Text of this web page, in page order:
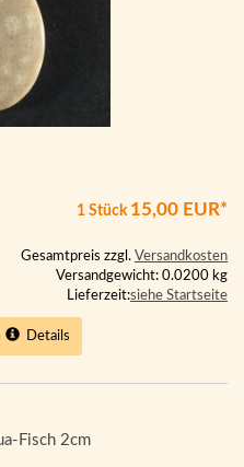
1 Stück 15,00 EUR*
Gesamtpreis zzgl. Versandkosten
Versandgewicht: 0.0200 kg
Lieferzeit:siehe Startseite
Details